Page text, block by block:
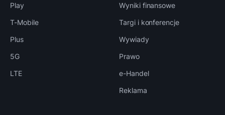
Play
T-Mobile
Plus
5G
LTE
Wyniki finansowe
Targi i konferencje
Wywiady
Prawo
e-Handel
Reklama